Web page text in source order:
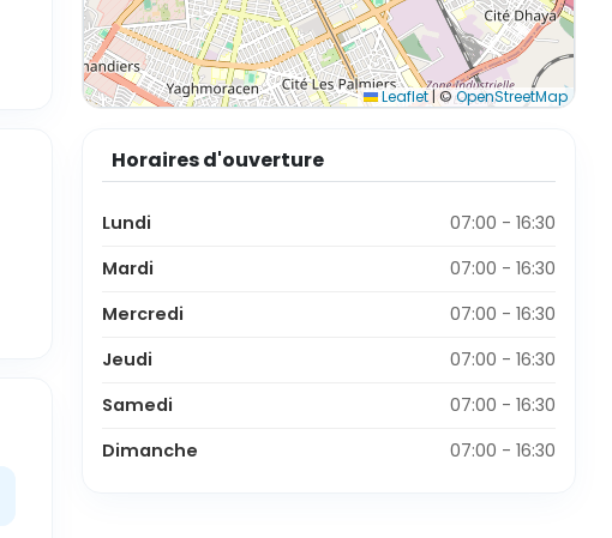
Leaflet|©OpenStreetMap
Horaires d'ouverture
Lundi
07:00 - 16:30
Mardi
07:00 - 16:30
Mercredi
07:00 - 16:30
Jeudi
07:00 - 16:30
Samedi
07:00 - 16:30
Dimanche
07:00 - 16:30